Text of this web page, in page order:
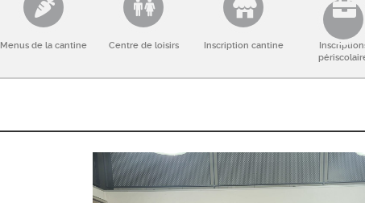
Menus de la cantine Centre de loisirs Inscription cantine